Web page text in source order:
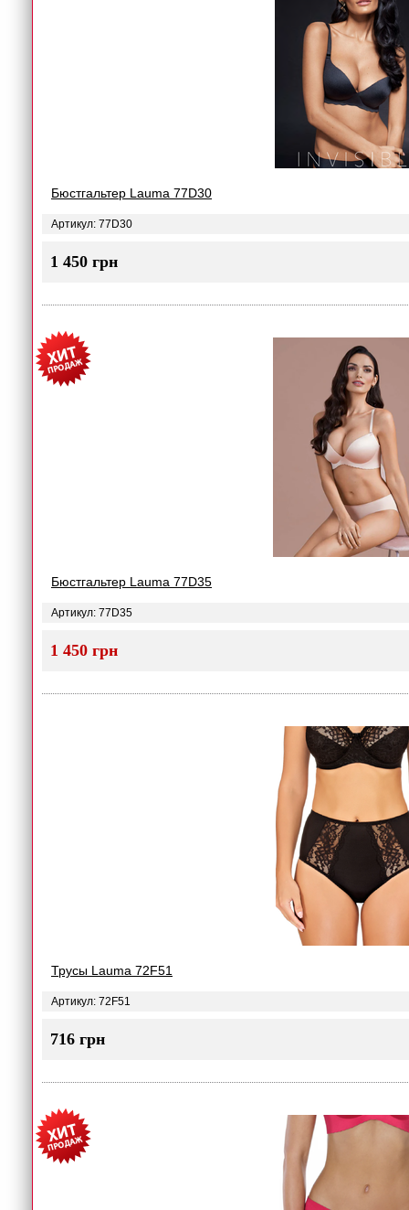
Бюстгальтер Lauma 77D30
Артикул: 77D30
1 450 грн
Бюстгальтер Lauma 77D35
Артикул: 77D35
1 450 грн
Трусы Lauma 72F51
Артикул: 72F51
716 грн